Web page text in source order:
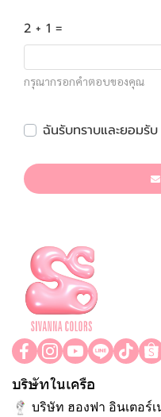
2 + 1 =
กรุณากรอกคำตอบของคุณ
ฉันรับทราบและยอมรับ
บริษัทในเครือ
บริษัท ฮองฟา อินเตอร์